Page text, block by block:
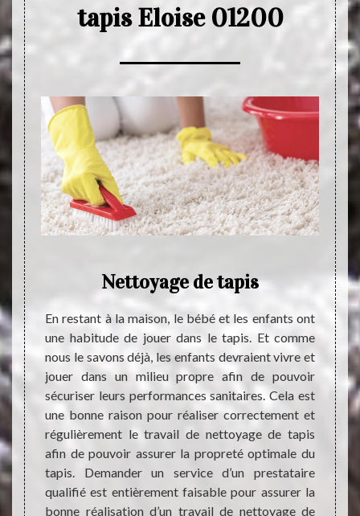
tapis Eloise 01200
de
En
très
des
des
Nettoyage de tapis
En restant à la maison, le bébé et les enfants ont
une habitude de jouer dans le tapis. Et comme
nous le savons déjà, les enfants devraient vivre et
jouer dans un milieu propre afin de pouvoir
sécuriser leurs performances sanitaires. Cela est
une bonne raison pour réaliser correctement et
régulièrement le travail de nettoyage de tapis
afin de pouvoir assurer la propreté optimale du
tapis. Demander un service d’un prestataire
qualifié est entièrement faisable pour assurer la
bonne réalisation d’un travail de nettoyage de
vous
très
à
tout